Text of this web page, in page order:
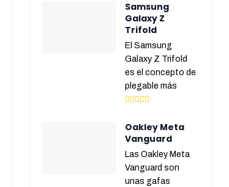
Samsung
Galaxy Z
Trifold
El Samsung
Galaxy Z Trifold
es el concepto de
plegable más
Oakley Meta
Vanguard
Las Oakley Meta
Vanguard son
unas gafas